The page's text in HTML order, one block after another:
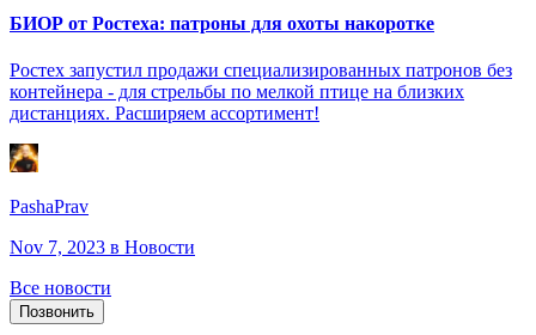
БИОР от Ростеха: патроны для охоты накоротке
Ростех запустил продажи специализированных патронов без
контейнера - для стрельбы по мелкой птице на близких
дистанциях. Расширяем ассортимент!
PashaPrav
Nov 7, 2023 в Новости
Все новости
Позвонить